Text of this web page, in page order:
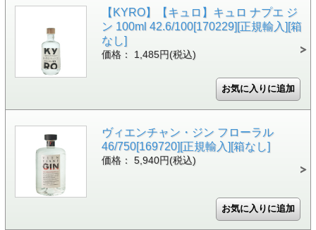
【KYRO】【キュロ】キュロ ナプエ ジ
ン 100ml 42.6/100[170229][正規輸入][箱
なし]
価格： 1,485円(税込)
ヴィエンチャン・ジン フローラル
46/750[169720][正規輸入][箱なし]
価格： 5,940円(税込)